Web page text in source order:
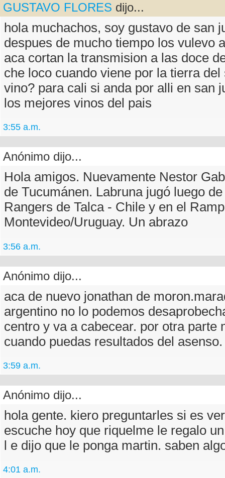
GUSTAVO FLORES dijo...
hola muchachos, soy gustavo de san
despues de mucho tiempo los vulevo
aca cortan la transmision a las doce
che loco cuando viene por la tierra del
vino? para cali si anda por alli en san
los mejores vinos del pais
3:55 a.m.
Anónimo dijo...
Hola amigos. Nuevamente Nestor
de Tucumánen. Labruna jugó luego
Rangers de Talca - Chile y en el
Montevideo/Uruguay. Un abrazo
3:56 a.m.
Anónimo dijo...
aca de nuevo jonathan de
argentino no lo podemos
centro y va a cabecear. por otra parte
cuando puedas resultados del asenso.
3:59 a.m.
Anónimo dijo...
hola gente. kiero preguntarles si es
escuche hoy que riquelme le regalo
l e dijo que le ponga martin. saben
4:01 a.m.